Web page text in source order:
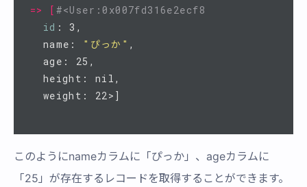
=>
[ #<User:0x007fd316e2ecf8
id : 3,
  name:
"ぴっか" ,
  age: 25,
  height: nil,
このようにnameカラムに「ぴっか」、ageカラムに
「25」が存在するレコードを取得することができます。